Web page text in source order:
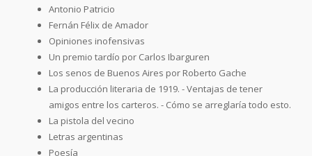
Antonio Patricio
Fernán Félix de Amador
Opiniones inofensivas
Un premio tardío por Carlos Ibarguren
Los senos de Buenos Aires por Roberto Gache
La producción literaria de 1919. - Ventajas de tener
amigos entre los carteros. - Cómo se arreglaría todo esto.
La pistola del vecino
Letras argentinas
Poesía